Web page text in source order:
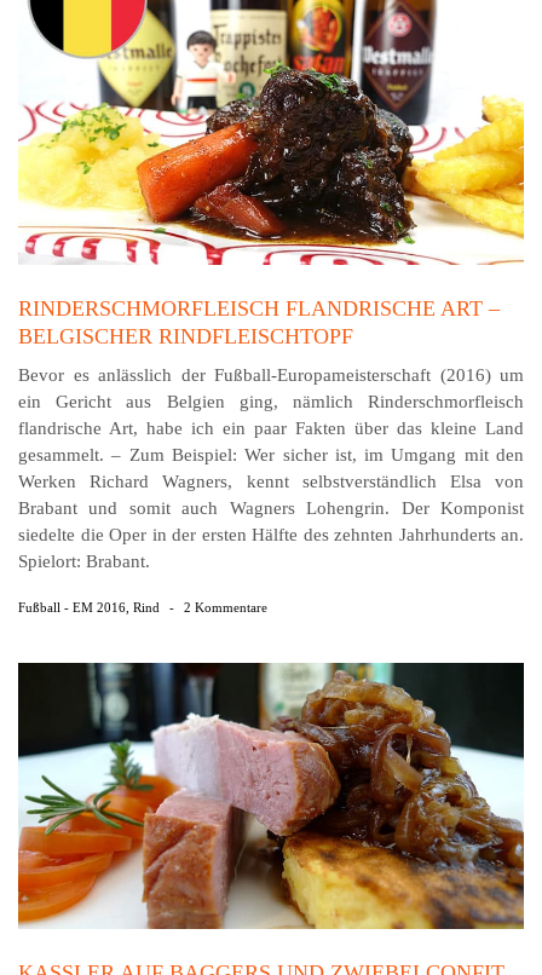
RINDERSCHMORFLEISCH FLANDRISCHE ART –
BELGISCHER RINDFLEISCHTOPF
Bevor es anlässlich der Fußball-Europameisterschaft (2016) um
ein Gericht aus Belgien ging, nämlich Rinder­schmor­fleisch
flandrische Art, habe ich ein paar Fakten über das kleine Land
gesammelt. – Zum Beispiel: Wer sicher ist, im Umgang mit den
Werken Richard Wagners, kennt selbstverständlich Elsa von
Brabant und somit auch Wagners Lohengrin. Der Komponist
siedelte die Oper in der ersten Hälfte des zehnten Jahrhunderts an.
Spielort: Brabant.
Fußball - EM 2016 Rind - 2 Kommentare